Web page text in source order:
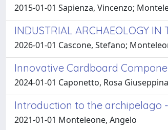
2015-01-01 Sapienza, Vincenzo;
INDUSTRIAL ARCHAEOLOGY IN
2026-01-01 Cascone, Stefano;
Innovative Cardboard
2024-01-01 Caponetto, Rosa
Introduction to the archipelago
2021-01-01 Monteleone, Angelo